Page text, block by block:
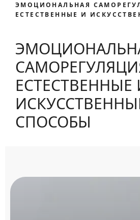
ЭМОЦИОНАЛЬНАЯ
ЕСТЕСТВЕННЫЕ И
ЕСТЕСТВЕННЫЕ
СПОСОБЫ